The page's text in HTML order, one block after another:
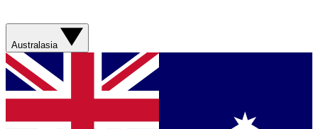
Australasia